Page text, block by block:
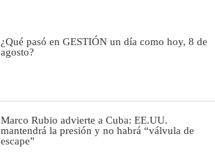
¿Qué pasó en GESTIÓN un día como hoy, 8 de
agosto?
Marco Rubio advierte a Cuba: EE.UU.
mantendrá la presión y no habrá “válvula de
escape”